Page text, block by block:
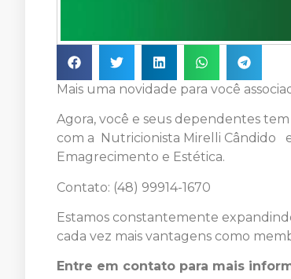
Mais uma novidade para você
Agora, você e seus dependentes
com a Nutricionista Mirelli Cândido
Emagrecimento e Estética.
Contato: (48) 99914-1670
Estamos constantemente
cada vez mais vantagens como
Entre em contato para mais